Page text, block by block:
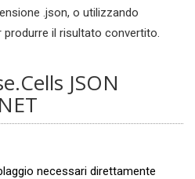
.json, o utilizzando
produrre il risultato convertito.
JSON
necessari direttamente